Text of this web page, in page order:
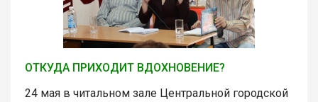
ОТКУДА ПРИХОДИТ ВДОХНОВЕНИЕ?
24 мая в читальном зале Центральной городской